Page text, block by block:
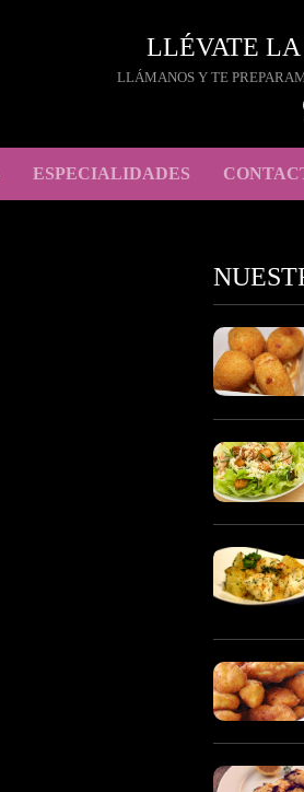
LLÉVATE
LLÁMANOS Y TE
ESPECIALIDADES